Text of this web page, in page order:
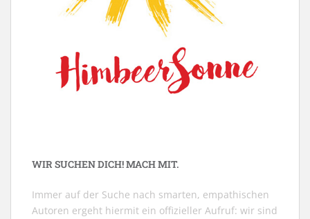
WIR SUCHEN DICH! MACH MIT.
Immer auf der Suche nach smarten, empathischen
Autoren ergeht hiermit ein offizieller Aufruf: wir sind